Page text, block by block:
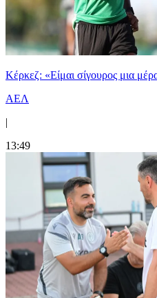
Κέρκεζ: «Είμαι σίγουρος μια
ΑΕΛ
|
13:49